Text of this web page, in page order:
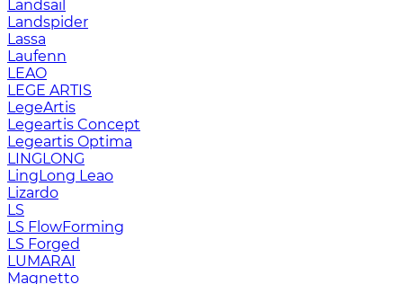
Landsail
Landspider
Lassa
Laufenn
LEAO
LEGE ARTIS
LegeArtis
Legeartis Concept
Legeartis Optima
LINGLONG
LingLong Leao
Lizardo
LS
LS FlowForming
LS Forged
LUMARAI
Magnetto